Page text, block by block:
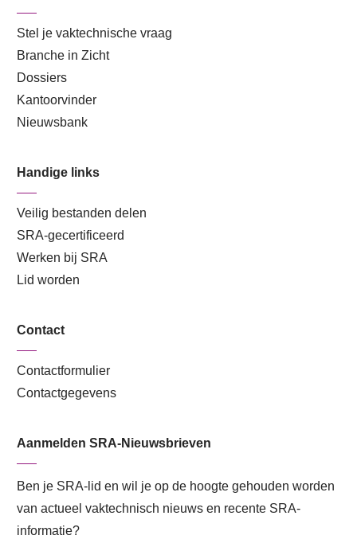
Stel je vaktechnische vraag
Branche in Zicht
Dossiers
Kantoorvinder
Nieuwsbank
Handige links
Veilig bestanden delen
SRA-gecertificeerd
Werken bij SRA
Lid worden
Contact
Contactformulier
Contactgegevens
Aanmelden SRA-Nieuwsbrieven
Ben je SRA-lid en wil je op de hoogte gehouden worden
van actueel vaktechnisch nieuws en recente SRA-
informatie?